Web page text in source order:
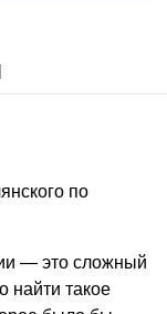
по
— это сложный
найти такое